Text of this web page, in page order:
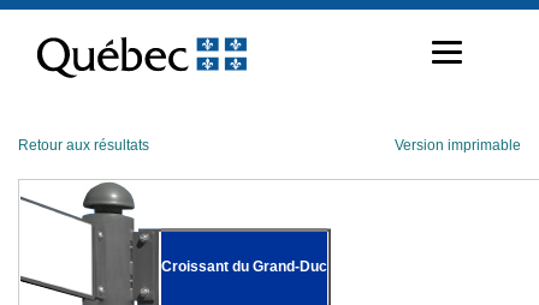
contenu
Retour aux résultats Version imprimable
Croissant du Grand-Duc